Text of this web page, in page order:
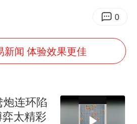
公司“上四休三”但要降薪1000元
国民党推出AI发言人“郑小文”
“中国蔬菜之乡”最高温达41.8℃
0
新闻 体验效果更佳
炮连环陷
太精彩